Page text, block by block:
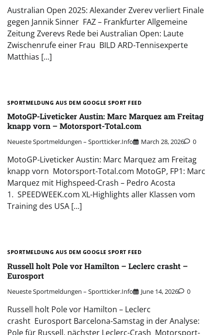
Australian Open 2025: Alexander Zverev verliert Finale
gegen Jannik Sinner FAZ – Frankfurter Allgemeine
Zeitung Zverevs Rede bei Australian Open: Laute
Zwischenrufe einer Frau BILD ARD-Tennisexperte
Matthias […]
SPORTMELDUNG AUS DEM GOOGLE SPORT FEED
MotoGP-Liveticker Austin: Marc Marquez am Freitag
knapp vorn – Motorsport-Total.com
Neueste Sportmeldungen – Sportticker.info March 28, 2026 0
MotoGP-Liveticker Austin: Marc Marquez am Freitag
knapp vorn Motorsport-Total.com MotoGP, FP1: Marc
Marquez mit Highspeed-Crash – Pedro Acosta
1. SPEEDWEEK.com XL-Highlights aller Klassen vom
Training des USA […]
SPORTMELDUNG AUS DEM GOOGLE SPORT FEED
Russell holt Pole vor Hamilton – Leclerc crasht –
Eurosport
Neueste Sportmeldungen – Sportticker.info June 14, 2026 0
Russell holt Pole vor Hamilton – Leclerc
crasht Eurosport Barcelona-Samstag in der Analyse:
Pole für Russell, nächster Leclerc-Crash Motorsport-